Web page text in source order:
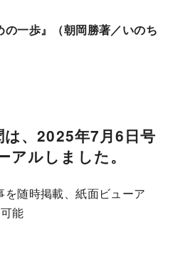
の一歩』（朝岡勝著／いのち
、2025年7月6日号
アルしました。
随時掲載、紙面ビューア
能